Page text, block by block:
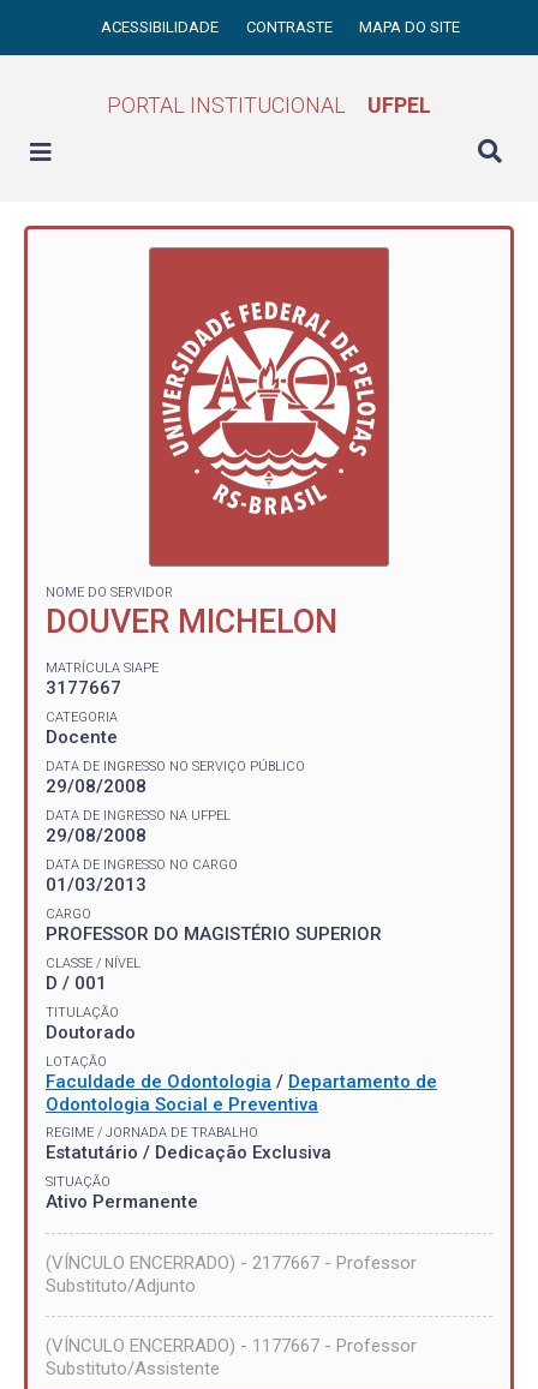
ACESSIBILIDADE CONTRASTE MAPA DO SITE
PORTAL INSTITUCIONAL UFPEL
NOME DO SERVIDOR
DOUVER MICHELON
MATRÍCULA SIAPE
3177667
CATEGORIA
Docente
DATA DE INGRESSO NO SERVIÇO PÚBLICO
29/08/2008
DATA DE INGRESSO NA UFPEL
29/08/2008
DATA DE INGRESSO NO CARGO
01/03/2013
CARGO
PROFESSOR DO MAGISTÉRIO SUPERIOR
CLASSE / NÍVEL
D / 001
TITULAÇÃO
Doutorado
LOTAÇÃO
Faculdade de Odontologia / Departamento de
Odontologia Social e Preventiva
REGIME / JORNADA DE TRABALHO
Estatutário / Dedicação Exclusiva
SITUAÇÃO
Ativo Permanente
(VÍNCULO ENCERRADO) - 2177667 - Professor
Substituto/Adjunto
(VÍNCULO ENCERRADO) - 1177667 - Professor
Substituto/Assistente